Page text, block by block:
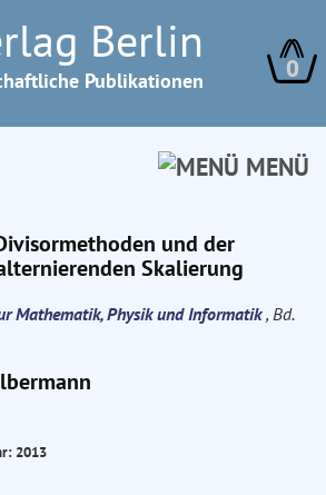
Berlin
Publikationen 0
MENÜ
und der
Skalierung
Mathematik, Physik und Informatik, Bd.
2013